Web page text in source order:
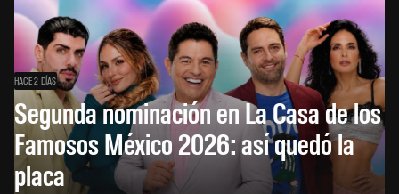
HACE 2 DÍAS
Segunda nominación en La Casa de los
Famosos México 2026: así quedó la
placa